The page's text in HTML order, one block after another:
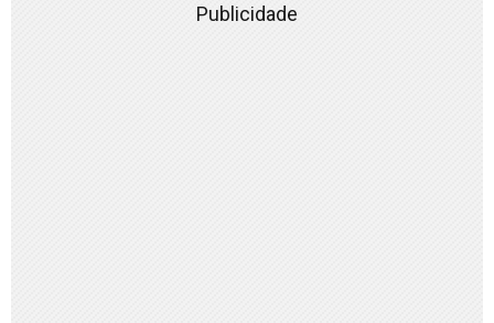
Publicidade